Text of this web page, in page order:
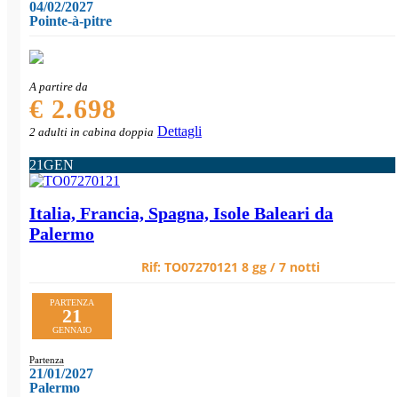
04/02/2027
Pointe-à-pitre
A partire da
€ 2.698
2 adulti in cabina doppia Dettagli
21GEN
Italia, Francia, Spagna, Isole Baleari da
Palermo
Rif: TO07270121 8 gg / 7 notti
PARTENZA
21
GENNAIO
Partenza
21/01/2027
Palermo